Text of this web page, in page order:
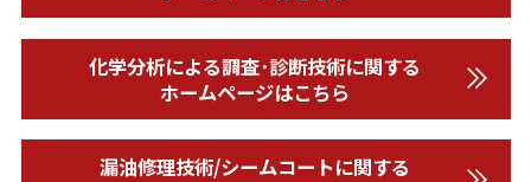
化学分析による調査･診断技術に関する
ホームページはこちら
漏油修理技術/シームコートに関する